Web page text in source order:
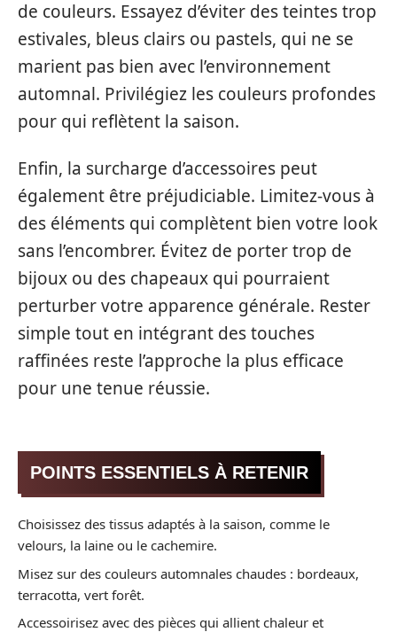
de couleurs. Essayez d’éviter des teintes trop
estivales, bleus clairs ou pastels, qui ne se
marient pas bien avec l’environnement
automnal. Privilégiez les couleurs profondes
pour qui reflètent la saison.
Enfin, la surcharge d’accessoires peut
également être préjudiciable. Limitez-vous à
des éléments qui complètent bien votre look
sans l’encombrer. Évitez de porter trop de
bijoux ou des chapeaux qui pourraient
perturber votre apparence générale. Rester
simple tout en intégrant des touches
raffinées reste l’approche la plus efficace
pour une tenue réussie.
POINTS ESSENTIELS À RETENIR
Choisissez des tissus adaptés à la saison, comme le
velours, la laine ou le cachemire.
Misez sur des couleurs automnales chaudes : bordeaux,
terracotta, vert forêt.
Accessoirisez avec des pièces qui allient chaleur et